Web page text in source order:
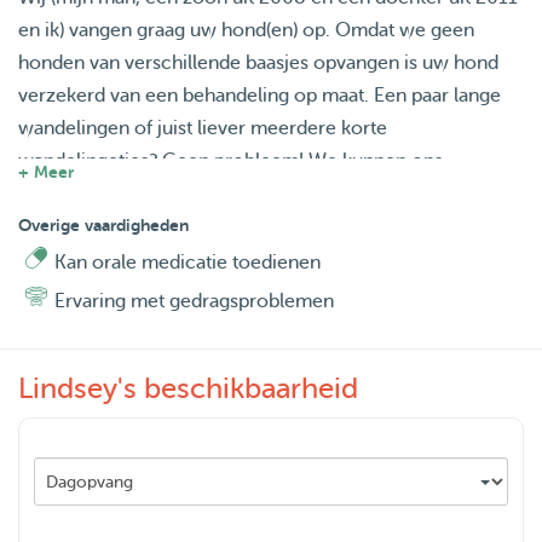
en ik) vangen graag uw hond(en) op. Omdat we geen
honden van verschillende baasjes opvangen is uw hond
verzekerd van een behandeling op maat. Een paar lange
wandelingen of juist liever meerdere korte
wandelingetjes? Geen probleem! We kunnen ons
overgang minder groot wordt. Verder is het goed om te
weten dat ik honden uitsluitend aangelijnd uitlaat.
omzoomd door een dijk waar verder geen verkeer is en
dan ook graag de tijd voor! ;)
+ Meer
Overige vaardigheden
Kan orale medicatie toedienen
Ervaring met gedragsproblemen
Lindsey's beschikbaarheid